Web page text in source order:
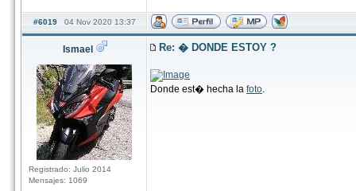
#6019 04 Nov 2020 13:37
Ismael
Registrado: Julio 2014
Mensajes: 1069
Re: � DONDE ESTOY ?
Donde est� hecha la foto.